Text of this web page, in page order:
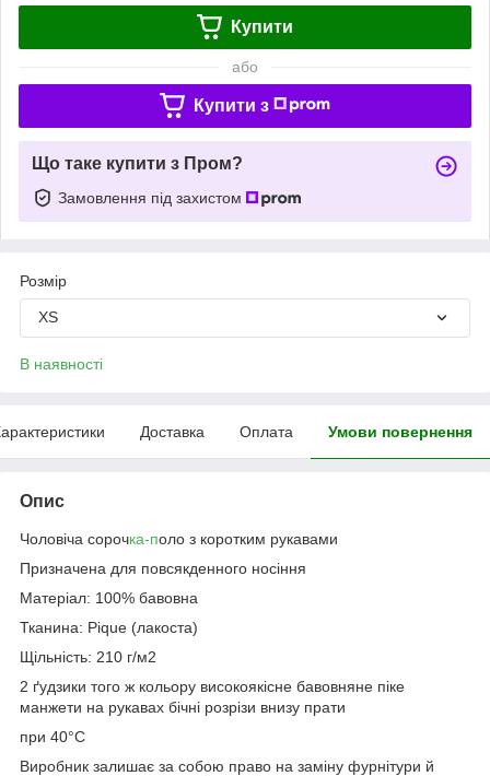
Купити
або
Купити з
Що таке купити з Пром?
Замовлення під захистом
Розмір
XS
В наявності
Доставка Оплата Умови повернення
Опис
Чоловіча сорочка-поло з коротким рукавами
Призначена для повсякденного носіння
Матеріал: 100% бавовна
Тканина: Pique (лакоста)
Щільність: 210 г/м2
2 ґудзики того ж кольору високоякісне бавовняне піке
манжети на рукавах бічні розрізи внизу прати
при 40°C
Виробник залишає за собою право на заміну фурнітури й